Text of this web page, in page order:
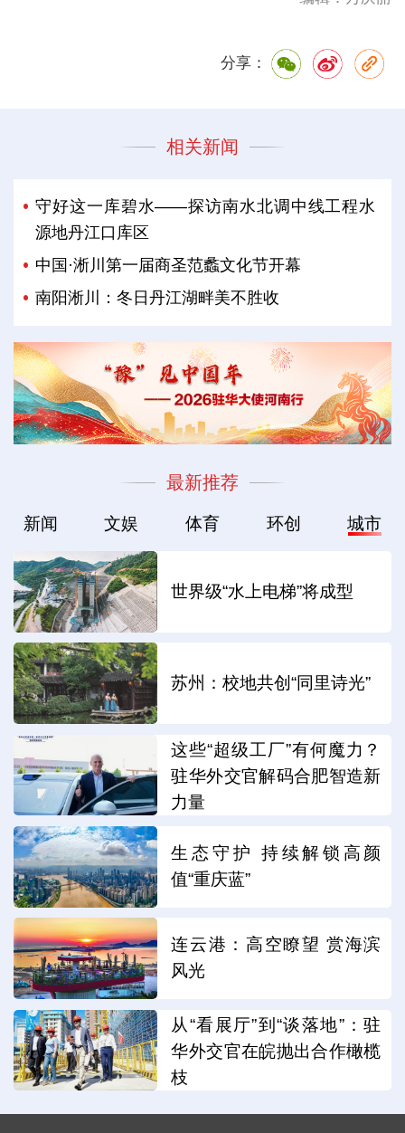
分享：
相关新闻
守好这一库碧水——探访南水北调中线工程水
源地丹江口库区
中国·淅川第一届商圣范蠡文化节开幕
南阳淅川：冬日丹江湖畔美不胜收
最新推荐
新闻 文娱 体育 环创 城市
世界级“水上电梯”将成型
苏州：校地共创“同里诗光”
这些“超级工厂”有何魔力？
驻华外交官解码合肥智造新
力量
生态守护 持续解锁高颜
值“重庆蓝”
连云港：高空瞭望 赏海滨
风光
从“看展厅”到“谈落地”：驻
华外交官在皖抛出合作橄榄
枝